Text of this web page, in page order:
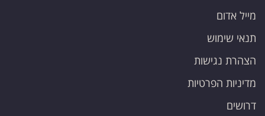
מייל אדום
תנאי שימוש
הצהרת נגישות
מדיניות הפרטיות
דרושים